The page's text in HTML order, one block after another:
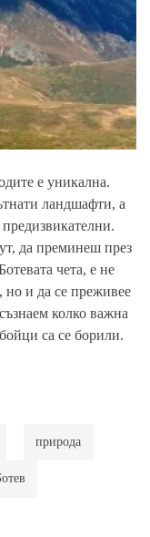
е уникална.
ландшафти, а
да преминеш през
чета, е не
но и да се преживее
колко важна
са се борили.
природа